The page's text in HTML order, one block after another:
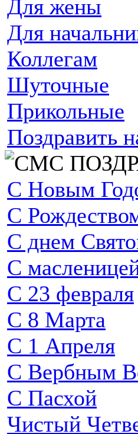
Для жены
Для
Коллегам
Шуточные
Прикольные
Поздравить
С Новым
С
С днем
С
С 23 февраля
С 8 Марта
С 1 Апреля
С Вербным
С Пасхой
Чистый